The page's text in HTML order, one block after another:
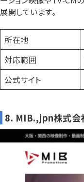
展開しています。
所在地
対応範囲
公式サイト
8. MIB.,jpn株式会